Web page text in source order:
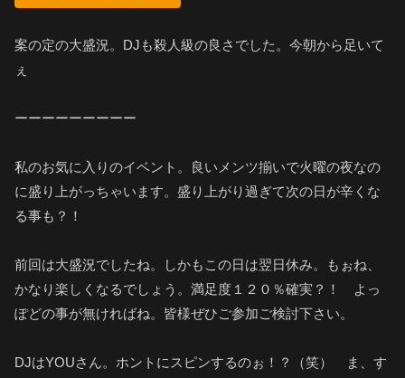
案の定の大盛況。DJも殺人級の良さでした。今朝から足いて
ぇ
ーーーーーーーーー
私のお気に入りのイベント。良いメンツ揃いで火曜の夜なの
に盛り上がっちゃいます。盛り上がり過ぎて次の日が辛くな
る事も？！
前回は大盛況でしたね。しかもこの日は翌日休み。もぉね、
かなり楽しくなるでしょう。満足度１２０％確実？！ よっ
ぽどの事が無ければね。皆様ぜひご参加ご検討下さい。
DJはYOUさん。ホントにスピンするのぉ！？（笑） ま、す